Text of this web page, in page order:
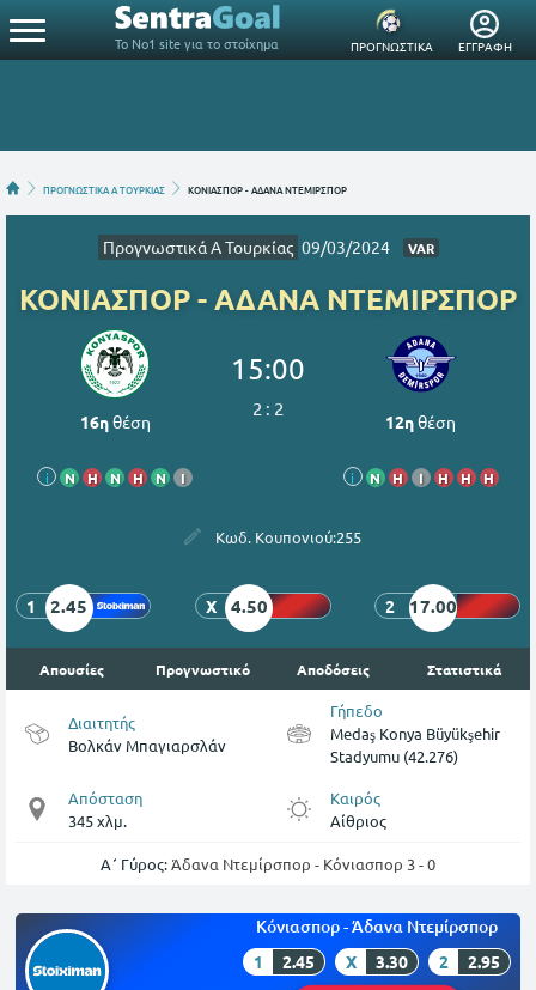
Το Νο1 site για το στοίχημα ΠΡΟΓΝΩΣΤΙΚΑ ΕΓΓΡΑΦΗ
ΠΡΟΓΝΩΣΤΙΚΑ Α ΤΟΥΡΚΙΑΣ ΚΟΝΙΑΣΠΟΡ - ΑΔΑΝΑ ΝΤΕΜΙΡΣΠΟΡ
Προγνωστικά Α Τουρκίας 09/03/2024 VAR
ΚΟΝΙΑΣΠΟΡ - ΑΔΑΝΑ ΝΤΕΜΙΡΣΠΟΡ
16ηθέση
i Ν Η Ν Η Ν Ι
15:00
2 : 2
12ηθέση
i Ν Η Ι Η Η Η
Κωδ. Κουπονιού:255
1 2.45 X 4.50 2 17.00
Απουσίες Προγνωστικό Αποδόσεις Στατιστικά
Διαιτητής
Βολκάν Μπαγιαρσλάν
Γήπεδο
Medaş Konya Büyükşehir
Stadyumu (42.276)
Απόσταση
345 χλμ.
Καιρός
Αίθριος
Α΄ Γύρος:Άδανα Ντεμίρσπορ - Κόνιασπορ 3 - 0
Κόνιασπορ - Άδανα Ντεμίρσπορ
1 2.45 X 3.30 2 2.95